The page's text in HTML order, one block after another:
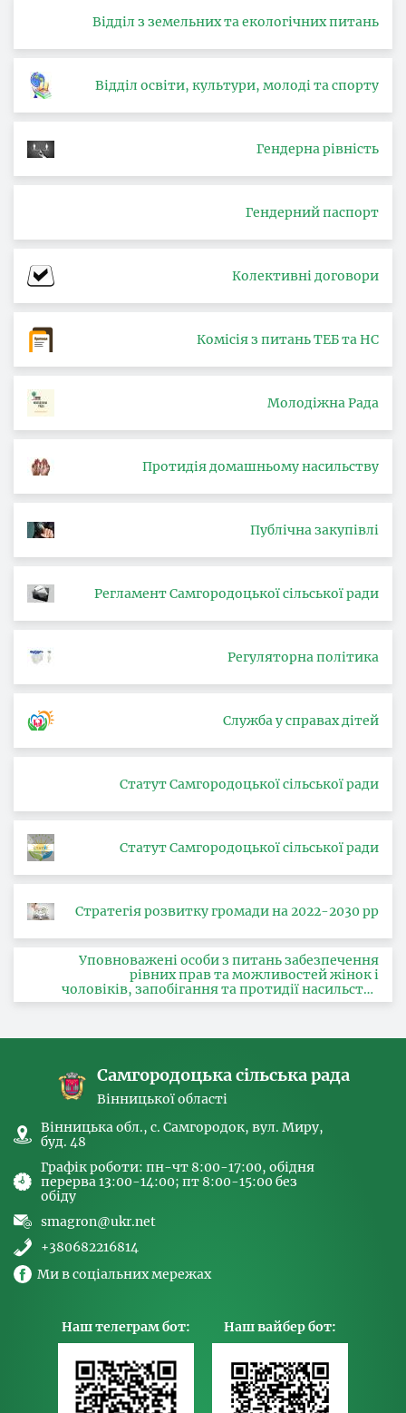
Відділ з земельних та екологічних питань
Відділ освіти, культури, молоді та спорту
Гендерна рівність
Гендерний паспорт
Колективні договори
Комісія з питань ТЕБ та НС
Молодіжна Рада
Протидія домашньому насильству
Публічна закупівлі
Регламент Самгородоцької сільської ради
Регуляторна політика
Служба у справах дітей
Статут Самгородоцької сільської ради
Статут Самгородоцької сільської ради
Стратегія розвитку громади на 2022-2030 рр
Уповноважені особи з питань забезпечення
рівних прав та можливостей жінок і
чоловіків, запобігання та протидії насильству
за ознакою статі, з питань здійснення заходів,
Самгородоцька сільська рада
Вінницької області
Вінницька обл., с. Самгородок, вул. Миру,
буд. 48
Графік роботи: пн-чт 8:00-17:00, обідня
перерва 13:00-14:00; пт 8:00-15:00 без
обіду
smagron@ukr.net
+380682216814
Ми в соціальних мережах
Наш телеграм бот: Наш вайбер бот: